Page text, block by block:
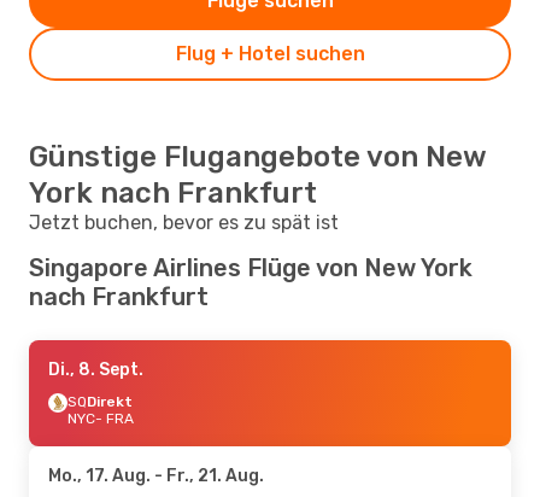
Flug + Hotel suchen
Günstige Flugangebote von New
York nach Frankfurt
Jetzt buchen, bevor es zu spät ist
Singapore Airlines Flüge von New York
nach Frankfurt
Di., 8. Sept.
SQDirekt
NYC- FRA
Mo., 17. Aug. - Fr., 21. Aug.